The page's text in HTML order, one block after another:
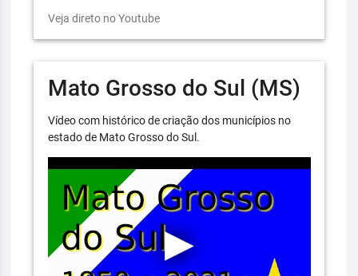
Veja direto no Youtube
Mato Grosso do Sul (MS)
Vídeo com histórico de criação dos municípios no
estado de Mato Grosso do Sul.